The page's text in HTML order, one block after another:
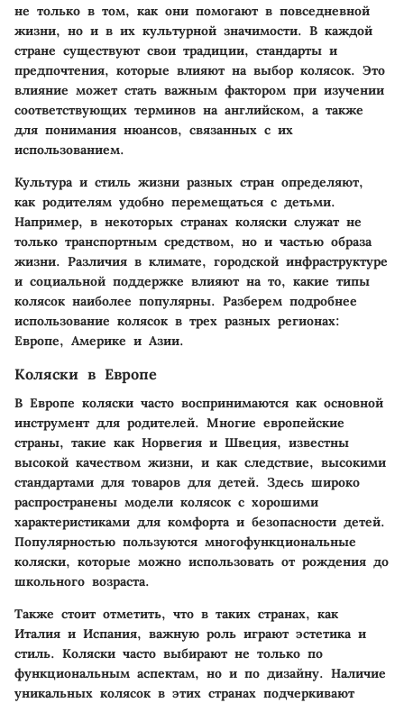
не только в том, как они помогают в повседневной
жизни, но и в их культурной значимости. В каждой
стране существуют свои традиции, стандарты и
предпочтения, которые влияют на выбор колясок. Это
влияние может стать важным фактором при изучении
соответствующих терминов на английском, а также
для понимания нюансов, связанных с их
использованием.
Культура и стиль жизни разных стран определяют,
как родителям удобно перемещаться с детьми.
Например, в некоторых странах коляски служат не
только транспортным средством, но и частью образа
жизни. Различия в климате, городской инфраструктуре
и социальной поддержке влияют на то, какие типы
колясок наиболее популярны. Разберем подробнее
использование колясок в трех разных регионах:
Европе, Америке и Азии.
Коляски в Европе
В Европе коляски часто воспринимаются как основной
инструмент для родителей. Многие европейские
страны, такие как Норвегия и Швеция, известны
высокой качеством жизни, и как следствие, высокими
стандартами для товаров для детей. Здесь широко
распространены модели колясок с хорошими
характеристиками для комфорта и безопасности детей.
Популярностью пользуются многофункциональные
коляски, которые можно использовать от рождения до
школьного возраста.
Также стоит отметить, что в таких странах, как
Италия и Испания, важную роль играют эстетика и
стиль. Коляски часто выбирают не только по
функциональным аспектам, но и по дизайну. Наличие
уникальных колясок в этих странах подчеркивают